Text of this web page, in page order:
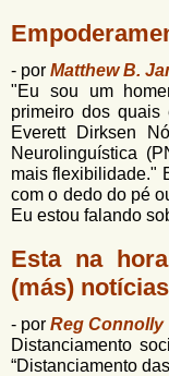
- por Matthew B.
"Eu sou um
primeiro dos quais
Everett Dirksen
Neurolinguística
mais flexibilidade."
com o dedo do pé
Eu estou falando
Esta na
(más)
- por Reg Connolly
Distanciamento
“Distanciamento